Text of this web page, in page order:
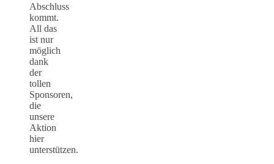
Abschluss
kommt.
All das
ist nur
möglich
dank
der
tollen
Sponsoren,
die
unsere
Aktion
hier
unterstützen.